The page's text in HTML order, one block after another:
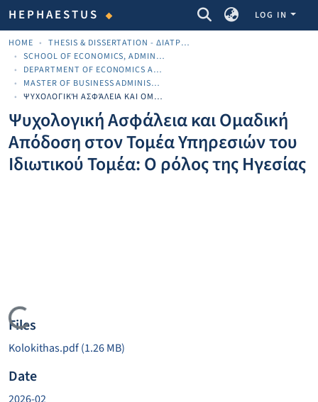
HEPHAESTUS COMMUNITIES & COLLECTIONS
LOG IN
HOME
THESIS & DISSERTATION - ΔΙΑΤΡΙΒΈΣ & ΔΙΔΑΚΤΟΡΙΚΈΣ
SCHOOL OF ECONOMICS, ADMINISTRATION AND COMPUTER SCIENCE
DEPARTMENT OF ECONOMICS AND BUSINESS
MASTER OF BUSINESS ADMINISTRATION (ΜΒΑ)
ΨΥΧΟΛΟΓΙΚΉ ΑΣΦΆΛΕΙΑ ΚΑΙ ΟΜΑΔΙΚΉ ΑΠΌΔΟΣΗ ΣΤΟΝ ΤΟΜΈΑ ΥΠΗΡΕΣΙΏΝ ΤΟΥ ΙΔΙΩΤΙΚΟΎ ΤΟΜΈΑ: Ο ΡΌΛΟΣ ΤΗΣ ΗΓΕΣΊΑΣ
Ψυχολογική Ασφάλεια και Ομαδική
Απόδοση στον Τομέα Υπηρεσιών του
Ιδιωτικού Τομέα: Ο ρόλος της Ηγεσίας
Loading...
Files
Kolokithas.pdf(1.26 MB)
Date